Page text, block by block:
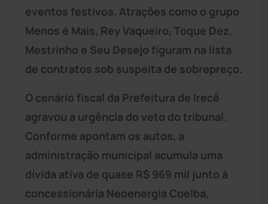
eventos festivos. Atrações como o grupo
Menos é Mais, Rey Vaqueiro, Toque Dez,
Mestrinho e Seu Desejo figuram na lista
de contratos sob suspeita de sobrepreço.
O cenário fiscal da Prefeitura de Irecê
agravou a urgência do veto do tribunal.
Conforme apontam os autos, a
administração municipal acumula uma
dívida ativa de quase R$ 969 mil junto à
concessionária Neoenergia Coelba,